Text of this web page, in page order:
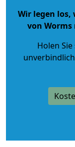
Wir legen los,
von
Holen